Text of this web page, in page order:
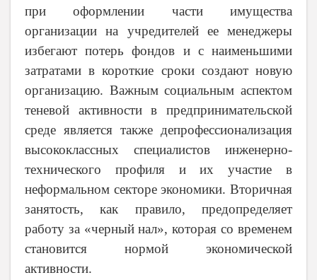
при оформлении части имущества
организации на учредителей ее менеджеры
избегают потерь фондов и с наименьшими
затратами в короткие сроки создают новую
организацию. Важным социальным аспектом
теневой активности в предпринимательской
среде является также депрофессионализация
высококлассных специалистов инженерно-
технического профиля и их участие в
неформальном секторе экономики. Вторичная
занятость, как правило, предопределяет
работу за «черный нал», которая со временем
становится нормой экономической
активности.